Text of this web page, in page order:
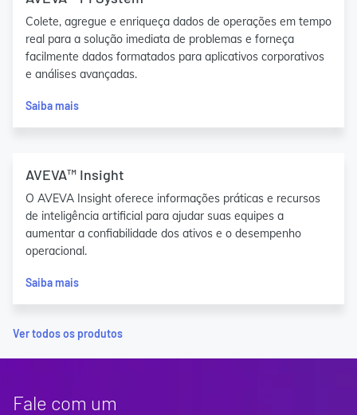
Colete, agregue e enriqueça dados de operações em tempo
real para a solução imediata de problemas e forneça
facilmente dados formatados para aplicativos corporativos
e análises avançadas.
Saiba mais
AVEVA™ Insight
O AVEVA Insight oferece informações práticas e recursos
de inteligência artificial para ajudar suas equipes a
aumentar a confiabilidade dos ativos e o desempenho
operacional.
Saiba mais
Ver todos os produtos
Fale com um